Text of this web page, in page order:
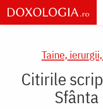
Skip
to
main
Taine,
Citirile